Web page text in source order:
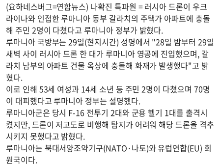
(요하네스버그=연합뉴스) 나확진 특파원 = 러시아 드론이 우크
라이나와 인접한 루마니아 동부 갈라치의 주택가 아파트에 충돌
해 주민 2명이 다쳤다고 루마니아 정부가 밝혔다.
루마니아 국방부는 29일(현지시간) 성명에서 "28일 밤부터 29일
새벽 사이 러시아 드론 한 대가 루마니아 영공에 진입했으며, 갈
라치 남부의 아파트 건물 옥상에 충돌해 화재가 발생했다"고 밝
혔다.
이로 인해 53세 여성과 14세 소년 등 주민 2명이 다쳤으며 70명
이 대피했다고 루마니아 정부는 설명했다.
루마니아군은 당시 F-16 전투기 2대와 군용 헬기 1대를 출격시
켰지만, 드론이 저고도로 비행해 탐지가 어려워 해당 드론을 격추
시키지 못했다고 밝혔다.
루마니아는 북대서양조약기구(NATO·나토)와 유럽연합(EU) 회
원국이다.